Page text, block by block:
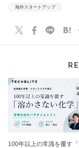
海外スタートアップ
100年以上の常識を覆す